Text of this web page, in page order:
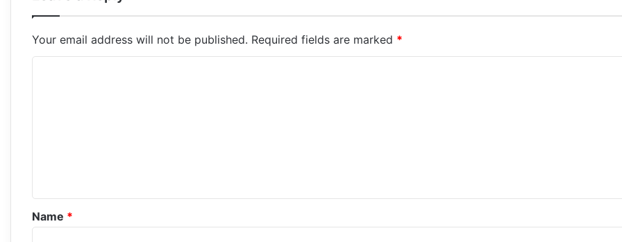
Your email address will not be published. Required fields are marked *
*
Name *